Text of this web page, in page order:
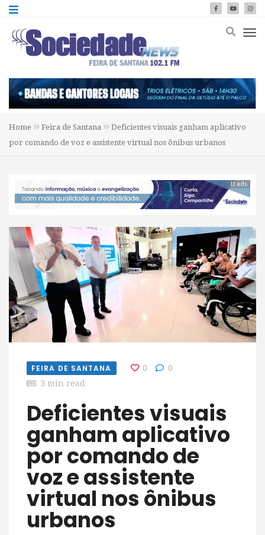
Home Feira de Santana
Deficientes visuais ganham aplicativo
por comando de voz e assistente virtual nos ônibus urbanos
tt ads
FEIRA DE SANTANA 0
0
3 min read
Deficientes visuais
ganham aplicativo
por comando de
voz e assistente
virtual nos ônibus
urbanos